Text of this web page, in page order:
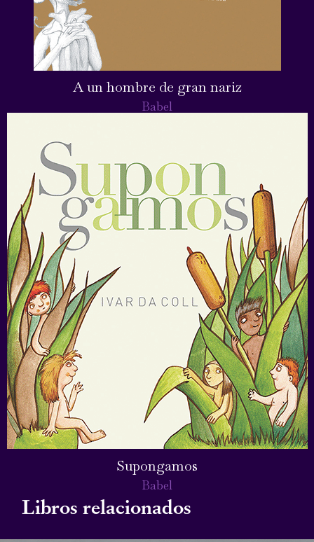
A un hombre de gran nariz
Babel
Supongamos
Babel
Libros relacionados